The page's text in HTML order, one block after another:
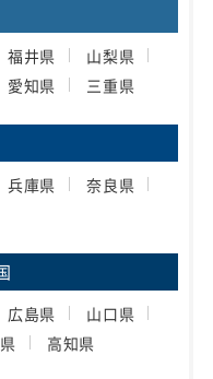
福井県
山梨県
愛知県 三重県
兵庫県
奈良県
広島県
山口県
高知県